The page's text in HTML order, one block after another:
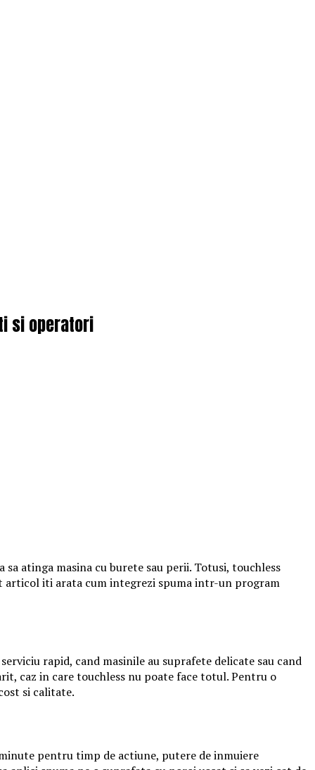
si operatori
atinga masina cu burete sau perii. Totusi, touchless
articol iti arata cum integrezi spuma intr-un program
rapid, cand masinile au suprafete delicate sau cand
caz in care touchless nu poate face totul. Pentru o
si calitate.
pentru timp de actiune, putere de inmuiere